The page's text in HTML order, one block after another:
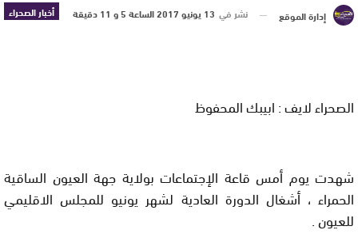
أخبار الصحراء إدارة الموقع نشر في 13 يونيو 2017 الساعة 5 و 11 دقيقة
الصحراء لايف : ابيبك المحفوظ
شهدت يوم أمس قاعة الإجتماعات بولاية جهة العيون الساقية
الحمراء ، أشغال الدورة العادية لشهر يونيو للمجلس الاقليمي
للعيون .